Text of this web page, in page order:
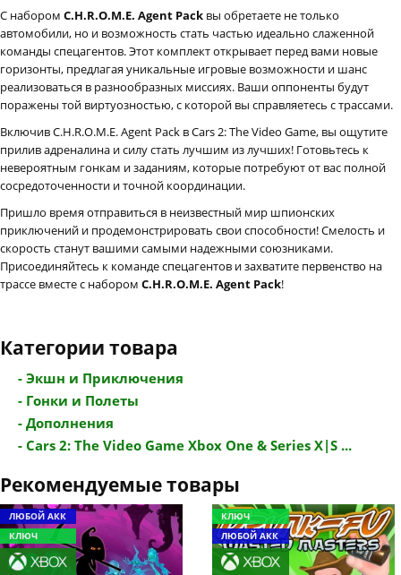
С набором C.H.R.O.M.E. Agent Pack вы обретаете не только
автомобили, но и возможность стать частью идеально слаженной
команды спецагентов. Этот комплект открывает перед вами новые
горизонты, предлагая уникальные игровые возможности и шанс
реализоваться в разнообразных миссиях. Ваши оппоненты будут
поражены той виртуозностью, с которой вы справляетесь с трассами.
Включив C.H.R.O.M.E. Agent Pack в Cars 2: The Video Game, вы ощутите
прилив адреналина и силу стать лучшим из лучших! Готовьтесь к
невероятным гонкам и заданиям, которые потребуют от вас полной
сосредоточенности и точной координации.
Пришло время отправиться в неизвестный мир шпионских
приключений и продемонстрировать свои способности! Смелость и
скорость станут вашими самыми надежными союзниками.
Присоединяйтесь к команде спецагентов и захватите первенство на
трассе вместе с набором C.H.R.O.M.E. Agent Pack!
Категории товара
- Экшн и Приключения
- Гонки и Полеты
- Дополнения
- Cars 2: The Video Game Xbox One & Series X|S ...
Рекомендуемые товары
ЛЮБОЙ АКК
КЛЮЧ
КЛЮЧ
ЛЮБОЙ АКК